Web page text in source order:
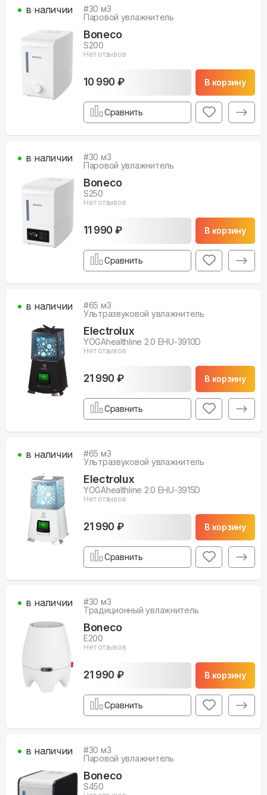
#30 м3
Паровой увлажнитель
Boneco
S200
Нет отзывов
10 990 ₽ В корзину
в наличии
Сравнить
#30 м3
Паровой увлажнитель
Boneco
S250
Нет отзывов
11 990 ₽ В корзину
в наличии
Сравнить
#65 м3
Ультразвуковой увлажнитель
Electrolux
YOGAhealthline 2.0 EHU-3910D
Нет отзывов
21 990 ₽ В корзину
в наличии
Сравнить
#65 м3
Ультразвуковой увлажнитель
Electrolux
YOGAhealthline 2.0 EHU-3915D
Нет отзывов
21 990 ₽ В корзину
в наличии
Сравнить
#30 м3
Традиционный увлажнитель
Boneco
E200
Нет отзывов
21 990 ₽ В корзину
в наличии
Сравнить
#30 м3
Паровой увлажнитель
Boneco
S450
в наличии